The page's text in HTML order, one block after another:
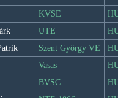
KVSE
UTE
Szent György VE
Vasas
BVSC